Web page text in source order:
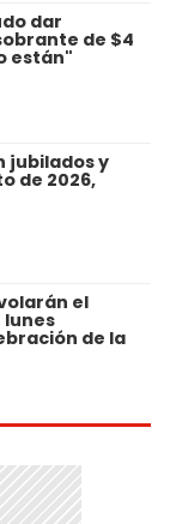
dar
de $4
están"
jubilados y
de 2026,
el
de la